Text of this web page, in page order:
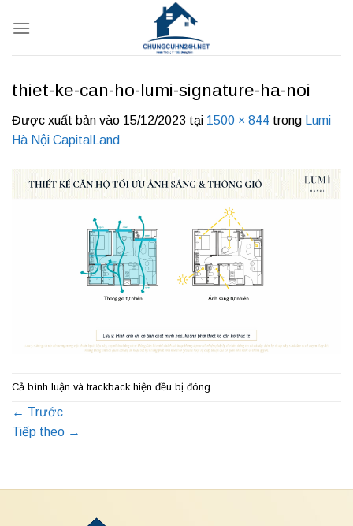
qua
thiet-ke-can-ho-lumi-signature-ha-noi
Được xuất bản vào 15/12/2023 tại 1500 × 844 trong
Lumi
Hà Nội CapitalLand
Cả bình luận và trackback hiện đều bị đóng.
← Trước
Tiếp theo →